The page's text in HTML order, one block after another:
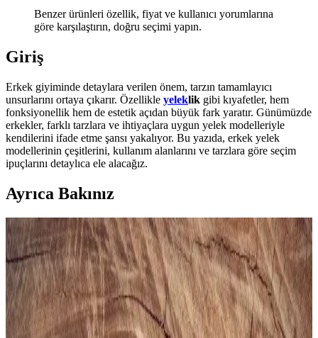
Benzer ürünleri özellik, fiyat ve kullanıcı yorumlarına
göre karşılaştırın, doğru seçimi yapın.
Giriş
Erkek giyiminde detaylara verilen önem, tarzın tamamlayıcı
unsurlarını ortaya çıkarır. Özellikle yeleklik gibi kıyafetler, hem
fonksiyonellik hem de estetik açıdan büyük fark yaratır. Günümüzde
erkekler, farklı tarzlara ve ihtiyaçlara uygun yelek modelleriyle
kendilerini ifade etme şansı yakalıyor. Bu yazıda, erkek yelek
modellerinin çeşitlerini, kullanım alanlarını ve tarzlara göre seçim
ipuçlarını detaylıca ele alacağız.
Ayrıca Bakınız
Gezer Yazlık Erkek Terlik: Konfor ve Şıklık Sunan
Hafif ve Dayanıklı Tasarım
Gezer Yazlık Erkek Terlik, hafif, şık ve dayanıklı malzemeleriyle
günlük kullanımda konfor sağlar, sade tasarımıyla farklı tarzlara
uyum sağlar.
Puma Shuffle 309668-25 Erkek Günlük ve Spor